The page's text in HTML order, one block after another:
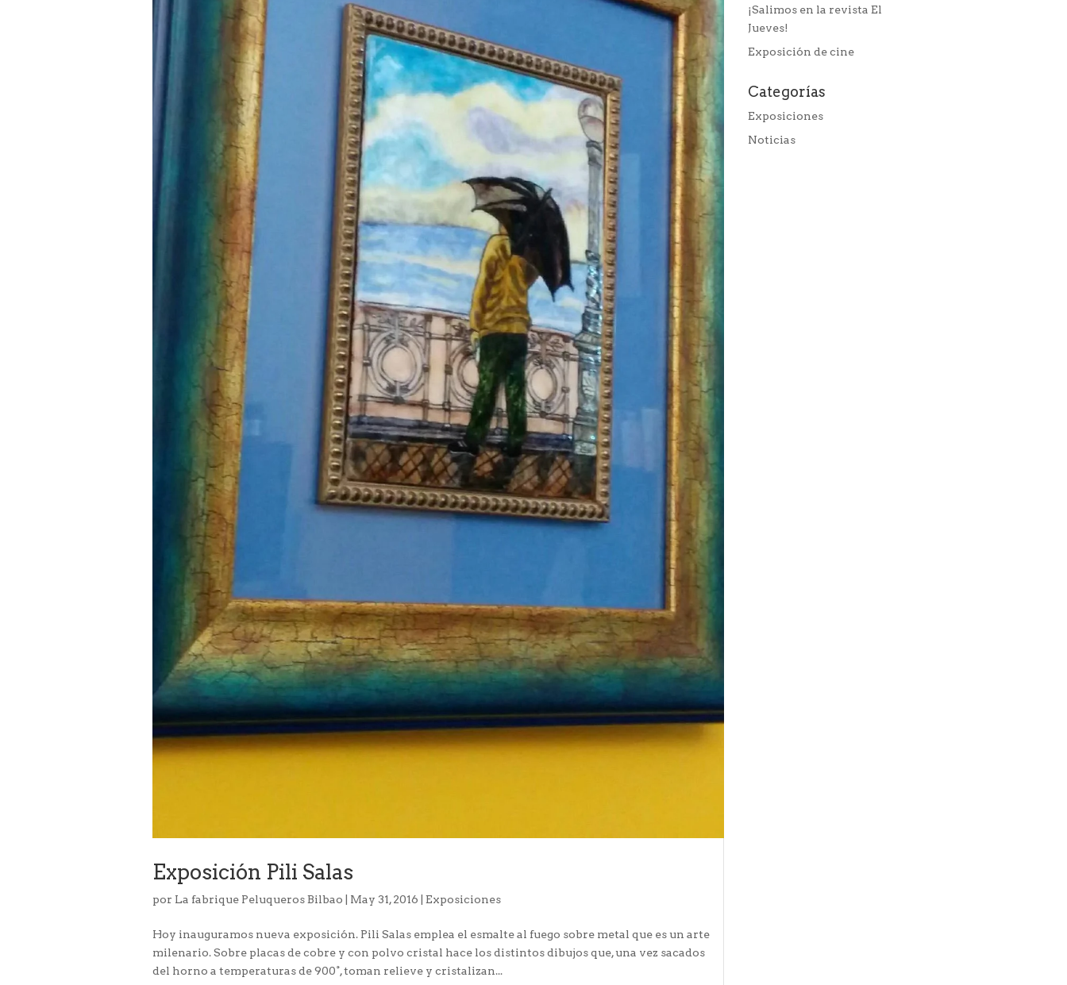
Exposición Pili Salas
por La fabrique Peluqueros Bilbao May 31, 2016 Exposiciones
Hoy inauguramos nueva exposición. Pili Salas emplea el esmalte al fuego sobre metal que es un arte
milenario. Sobre placas de cobre y con polvo cristal hace los distintos dibujos que, una vez sacados
del horno a temperaturas de 900°, toman relieve y cristalizan...
¡Salimos en la revista El
Jueves!
Exposición de cine
Categorías
Exposiciones
Noticias